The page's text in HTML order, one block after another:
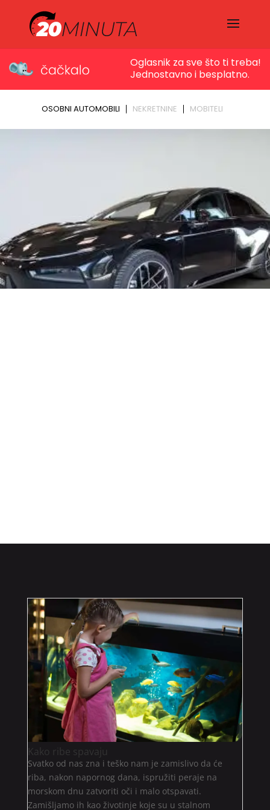
Kako ribe spavaju
Svatko od nas zna i teško nam je zamislivo da će
riba, nakon napornog dana, ispružiti peraje na
morskom dnu zatvoriti oči i malo otspavati.
Zamišljamo ih kao životinje koje su u stalnom